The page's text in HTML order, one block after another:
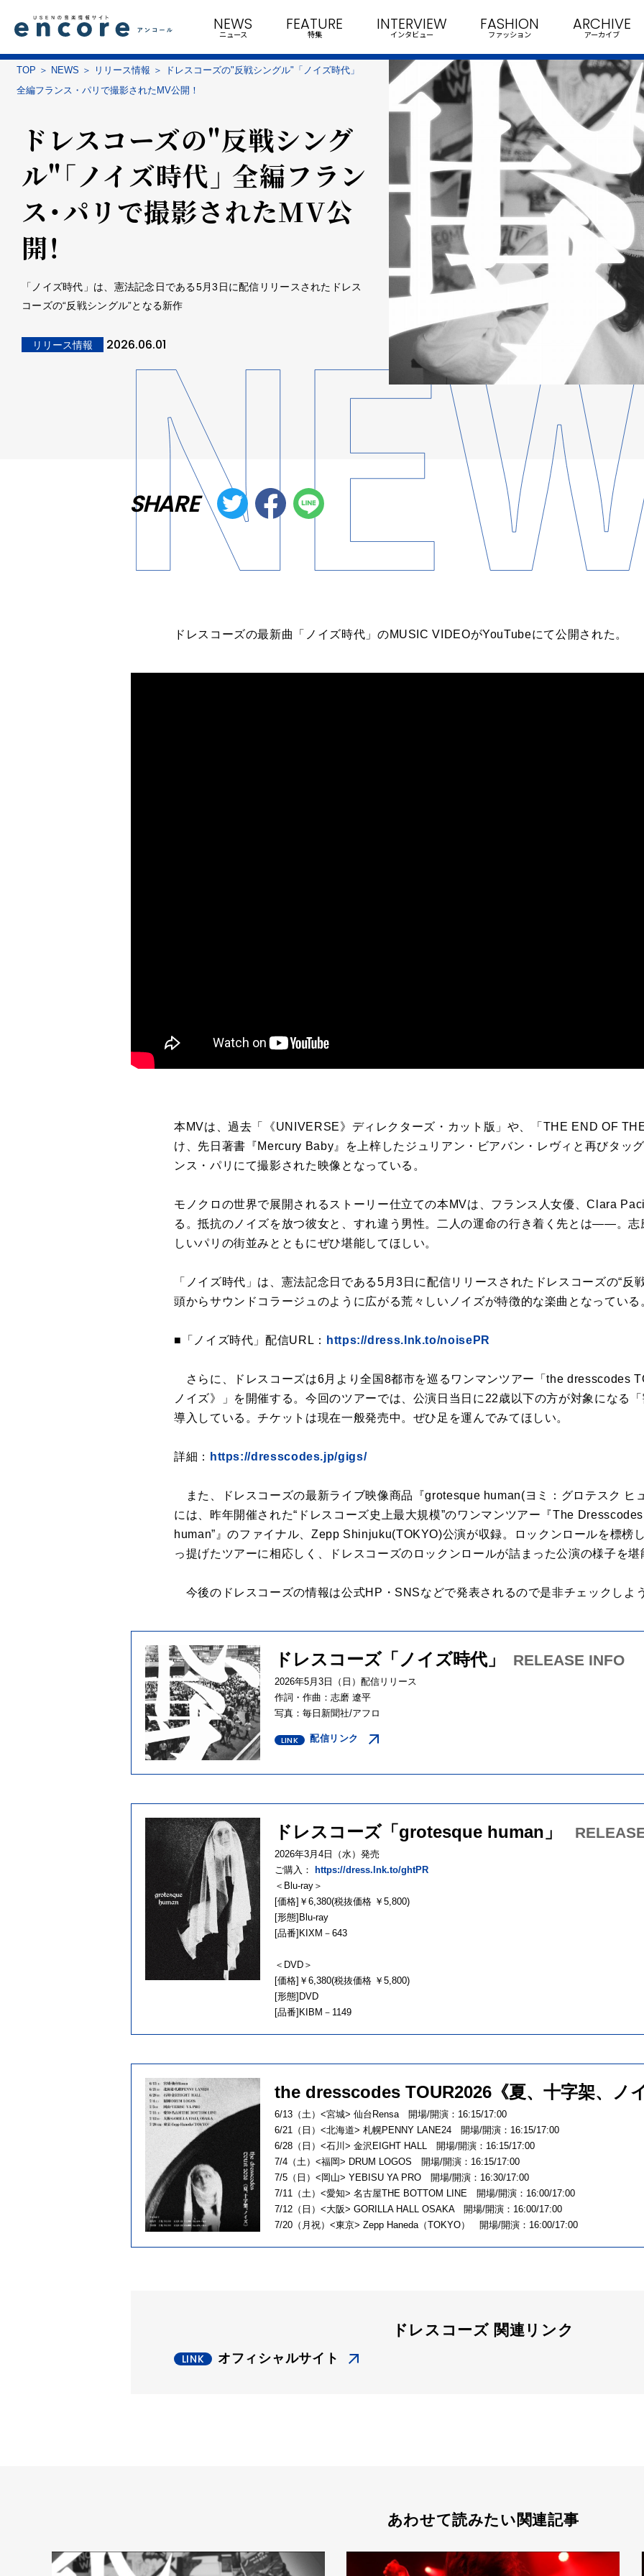
NEWS
ニュース
FEATURE
特集
INTERVIEW
インタビュー
FASHION
ファッション
ARCHIVE
アーカイブ
TOP NEWS リリース情報
ドレスコーズの"反戦シングル"「ノイズ時代」
全編フランス・パリで撮影されたMV公開！
ドレスコーズの"反戦シング
ル"「ノイズ時代」 全編フラン
ス・パリで撮影されたMV公
開！
「ノイズ時代」は、憲法記念日である5月3日に配信リリースされたドレス
コーズの“反戦シングル”となる新作
リリース情報 2026.06.01
SHARE
ドレスコーズの最新曲「ノイズ時代」のMUSIC VIDEOがYouTubeにて公開された。
本MVは、過去「《UNIVERSE》ディレクターズ・カット版」や、「THE END OF
け、先日著書『Mercury Baby』を上梓したジュリアン・ビアバン・レヴィと再びタッ
ンス・パリにて撮影された映像となっている。
モノクロの世界で展開されるストーリー仕立ての本MVは、フランス人女優、Clara
る。抵抗のノイズを放つ彼女と、すれ違う男性。二人の運命の行き着く先とは――。志
しいパリの街並みとともにぜひ堪能してほしい。
「ノイズ時代」は、憲法記念日である5月3日に配信リリースされたドレスコーズの“反
頭からサウンドコラージュのように広がる荒々しいノイズが特徴的な楽曲となっている
■「ノイズ時代」配信URL： https://dress.lnk.to/noisePR
さらに、ドレスコーズは6月より全国8都市を巡るワンマンツアー「the dresscodes
ノイズ》」を開催する。今回のツアーでは、公演日当日に22歳以下の方が対象になる
導入している。チケットは現在一般発売中。ぜひ足を運んでみてほしい。
詳細： https://dresscodes.jp/gigs/
また、ドレスコーズの最新ライブ映像商品『grotesque human(ヨミ：グロテスク ヒ
には、昨年開催された“ドレスコーズ史上最大規模”のワンマンツアー『The
human”』のファイナル、Zepp Shinjuku(TOKYO)公演が収録。ロックンロールを標榜
っ提げたツアーに相応しく、ドレスコーズのロックンロールが詰まった公演の様子を
今後のドレスコーズの情報は公式HP・SNSなどで発表されるので是非チェックしよ
ドレスコーズ「ノイズ時代」 RELEASE INFO
2026年5月3日（日）配信リリース
作詞・作曲：志磨 遼平
写真：毎日新聞社/アフロ
配信リンク
ドレスコーズ「grotesque human」
2026年3月4日（水）発売
ご購入：
https://dress.lnk.to/ghtPR
＜Blu-ray＞
[価格]￥6,380(税抜価格 ￥5,800)
[形態]Blu-ray
[品番]KIXM－643
＜DVD＞
[価格]￥6,380(税抜価格 ￥5,800)
[形態]DVD
[品番]KIBM－1149
the dresscodes TOUR2026《夏、十字架、ノ
6/13（土）<宮城> 仙台Rensa 開場/開演：16:15/17:00
6/21（日）<北海道> 札幌PENNY LANE24 開場/開演：16:15/17:00
6/28（日）<石川> 金沢EIGHT HALL 開場/開演：16:15/17:00
7/4（土）<福岡> DRUM LOGOS 開場/開演：16:15/17:00
7/5（日）<岡山> YEBISU YA PRO 開場/開演：16:30/17:00
7/11（土）<愛知> 名古屋THE BOTTOM LINE 開場/開演：16:00/17:00
7/12（日）<大阪> GORILLA HALL OSAKA 開場/開演：16:00/17:00
7/20（月祝）<東京> Zepp Haneda（TOKYO） 開場/開演：16:00/17:00
ドレスコーズ 関連リンク
オフィシャルサイト
あわせて読みたい関連記事